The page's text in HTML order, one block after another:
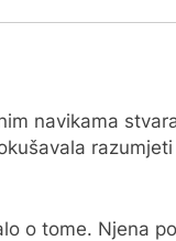
navikama
o tome. Njena